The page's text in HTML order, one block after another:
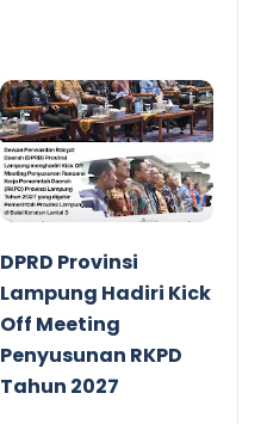
DPRD Provinsi
Lampung Hadiri Kick
Off Meeting
Penyusunan RKPD
Tahun 2027